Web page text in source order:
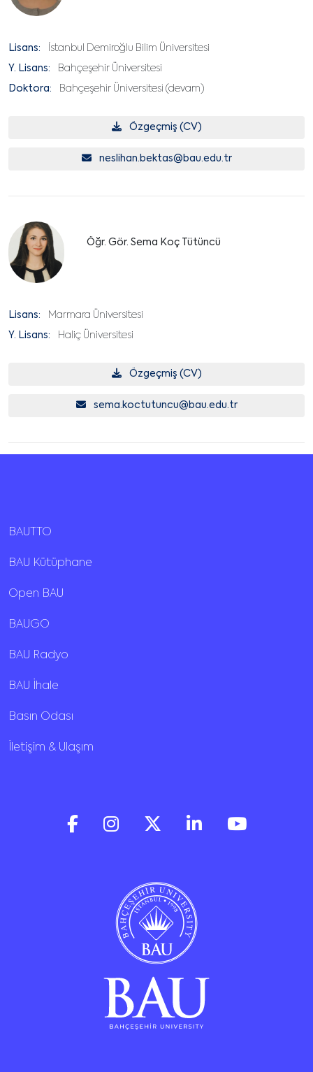
Lisans: İstanbul Demiroğlu Bilim Üniversitesi
Y. Lisans: Bahçeşehir Üniversitesi
Doktora: Bahçeşehir Üniversitesi (devam)
Özgeçmiş (CV)
neslihan.bektas@bau.edu.tr
Öğr. Gör. Sema Koç Tütüncü
Lisans: Marmara Üniversitesi
Y. Lisans: Haliç Üniversitesi
Özgeçmiş (CV)
sema.koctutuncu@bau.edu.tr
BAUTTO
BAU Kütüphane
Open BAU
BAUGO
BAU Radyo
BAU İhale
Basın Odası
İletişim & Ulaşım